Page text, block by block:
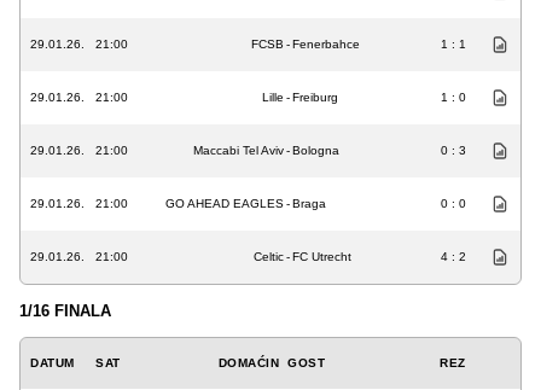
29.01.26. 21:00 FCSB -Fenerbahce 1 : 1
29.01.26. 21:00 Lille -Freiburg 1 : 0
29.01.26. 21:00 Maccabi Tel Aviv-Bologna 0 : 3
29.01.26. 21:00 GO AHEAD EAGLES-Braga 0 : 0
29.01.26. 21:00 Celtic-FC Utrecht 4 : 2
1/16 FINALA
DATUM SAT DOMAĆIN GOST REZ